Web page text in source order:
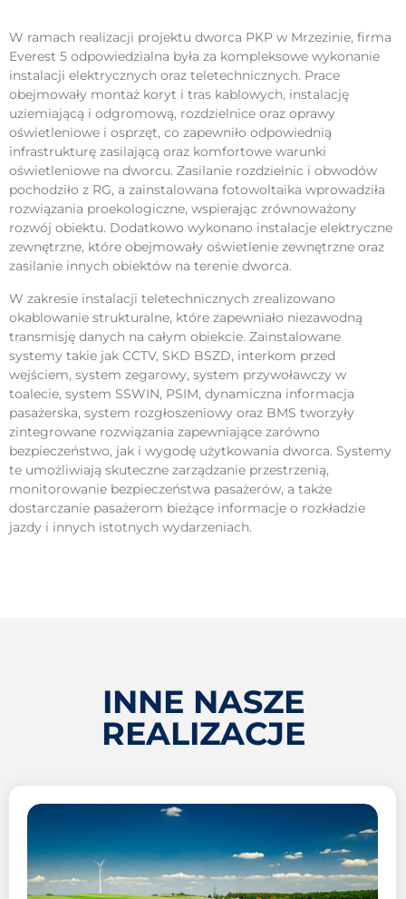
W ramach realizacji projektu dworca PKP w Mrzezinie, firma
Everest 5 odpowiedzialna była za kompleksowe wykonanie
instalacji elektrycznych oraz teletechnicznych. Prace
obejmowały montaż koryt i tras kablowych, instalację
uziemiającą i odgromową, rozdzielnice oraz oprawy
oświetleniowe i osprzęt, co zapewniło odpowiednią
infrastrukturę zasilającą oraz komfortowe warunki
oświetleniowe na dworcu. Zasilanie rozdzielnic i obwodów
pochodziło z RG, a zainstalowana fotowoltaika wprowadziła
rozwiązania proekologiczne, wspierając zrównoważony
rozwój obiektu. Dodatkowo wykonano instalacje elektryczne
zewnętrzne, które obejmowały oświetlenie zewnętrzne oraz
zasilanie innych obiektów na terenie dworca.
W zakresie instalacji teletechnicznych zrealizowano
okablowanie strukturalne, które zapewniało niezawodną
transmisję danych na całym obiekcie. Zainstalowane
systemy takie jak CCTV, SKD BSZD, interkom przed
wejściem, system zegarowy, system przywoławczy w
toalecie, system SSWIN, PSIM, dynamiczna informacja
pasażerska, system rozgłoszeniowy oraz BMS tworzyły
zintegrowane rozwiązania zapewniające zarówno
bezpieczeństwo, jak i wygodę użytkowania dworca. Systemy
te umożliwiają skuteczne zarządzanie przestrzenią,
monitorowanie bezpieczeństwa pasażerów, a także
dostarczanie pasażerom bieżące informacje o rozkładzie
jazdy i innych istotnych wydarzeniach.
INNE NASZE
REALIZACJE